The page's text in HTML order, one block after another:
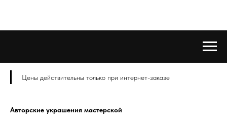
Цены действительны только при интернет-заказе
Авторские украшения мастерской